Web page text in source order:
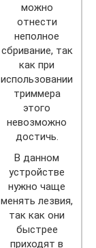
можно
отнести
неполное
сбривание, так
как при
использовании
триммера
этого
невозможно
достичь.
В данном
устройстве
нужно чаще
менять лезвия,
так как они
быстрее
приходят в